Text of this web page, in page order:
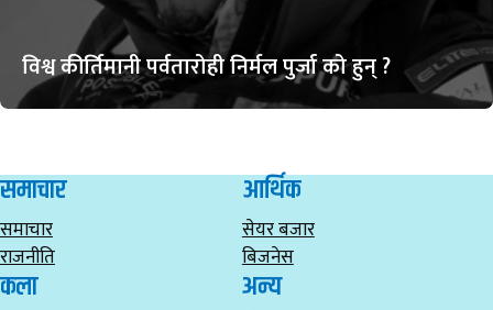
विश्व कीर्तिमानी पर्वतारोही निर्मल पुर्जा को हुन् ?
समाचार
समाचार
राजनीति
आर्थिक
सेयर बजार
बिजनेस
कला अन्य